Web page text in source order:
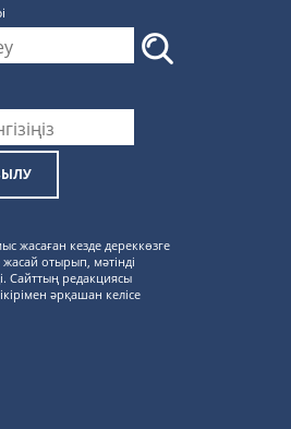
жасаған кезде дереккөзге
жасай отырып, мәтінді
Сайттың редакциясы
әрқашан келісе